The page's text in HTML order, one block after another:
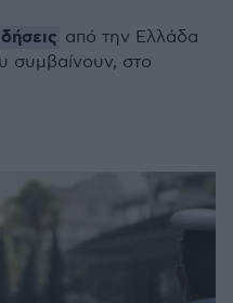
από την Ελλάδα
συμβαίνουν, στο